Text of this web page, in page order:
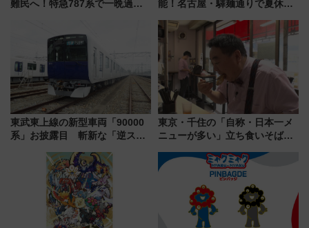
難民へ！特急787系で一晩過ご
能！名古屋・驛麺通りで夏休み
よりスタート
東武東上線の新型車両「90000
系」お披露目 斬新な「逆スラ
放的な車内空間に注目、デビュ
東京・千住の「自称・日本一メ
ニューが多い」立ち食いそば屋
地のふらっと立ち食いそば』
7/27夜10時～放送